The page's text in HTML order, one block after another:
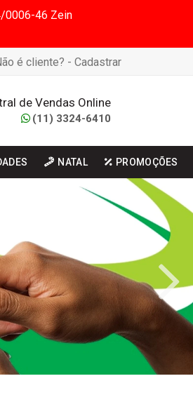
0006-46 Zein
é cliente? - Cadastrar
de Vendas Online
(11) 3324-6410
NATAL PROMOÇÕES